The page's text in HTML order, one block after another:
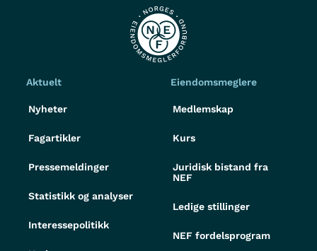
Aktuelt
Nyheter
Fagartikler
Pressemeldinger
Statistikk og analyser
Interessepolitikk
Eiendomsmeglere
Medlemskap
Kurs
Juridisk bistand fra
NEF
Ledige stillinger
NEF fordelsprogram